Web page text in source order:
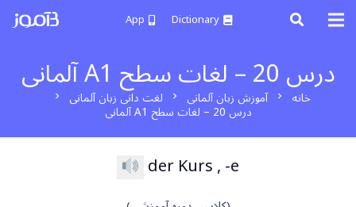
Dictionary
App
درس 20 – لغات سطح A1 آلمانی
خانه chevron_right آموزش زبان آلمانی chevron_right لغت دانی زبان آلمانی chevron_right
درس 20 – لغات سطح A1 آلمانی
der Kurs , -e